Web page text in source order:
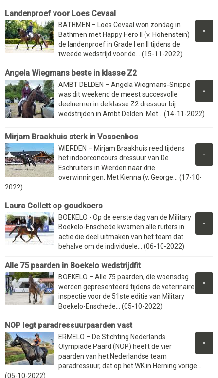
Landenproef voor Loes Cevaal
»
BATHMEN – Loes Cevaal won zondag in
Bathmen met Happy Hero II (v. Hohenstein)
de landenproef in Grade I en II tijdens de
tweede wedstrijd voor de... (15-11-2022)
Angela Wiegmans beste in klasse Z2
»
AMBT DELDEN – Angela Wiegmans-Snippe
was dit weekend de meest succesvolle
deelnemer in de klasse Z2 dressuur bij
wedstrijden in Ambt Delden. Met... (14-11-2022)
Mirjam Braakhuis sterk in Vossenbos
»
WIERDEN – Mirjam Braakhuis reed tijdens
het indoorconcours dressuur van De
Eschruiters in Wierden naar drie
overwinningen. Met Kienna (v. George... (17-10-
2022)
Laura Collett op goudkoers
»
BOEKELO - Op de eerste dag van de Military
Boekelo-Enschede kwamen alle ruiters in
actie die deel uitmaken van het team dat
behalve om de individuele... (06-10-2022)
Alle 75 paarden in Boekelo wedstrijdfit
»
BOEKELO – Alle 75 paarden, die woensdag
werden gepresenteerd tijdens de veterinaire
inspectie voor de 51ste editie van Military
Boekelo-Enschede... (05-10-2022)
NOP legt paradressuurpaarden vast
»
ERMELO – De Stichting Nederlands
Olympiade Paard (NOP) heeft de vier
paarden van het Nederlandse team
paradressuur, dat op het WK in Herning vorige...
(05-10-2022)